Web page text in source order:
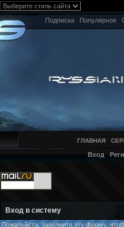
Подписка Популярное
ГЛАВНАЯ
Вход
Вход в систему
Пожалуйста, заполните эту форму,